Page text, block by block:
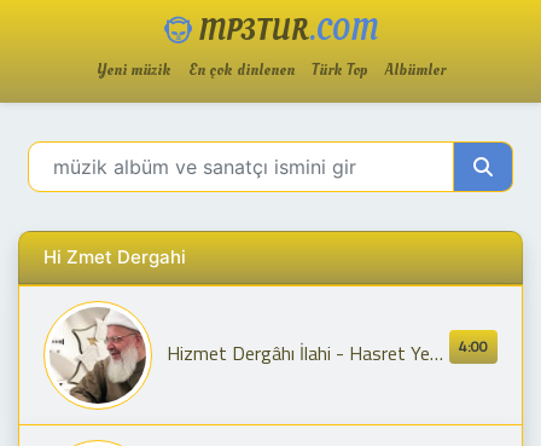
MP3TUR.COM
Yeni müzik En çok dinlenen Türk Top Albümler
Hi Zmet Dergahi
4:00
Hizmet Dergâhı İlahi - Hasret Yetti Cânıma (Şeyh Seyyid Muhammed Fettah Hz.)